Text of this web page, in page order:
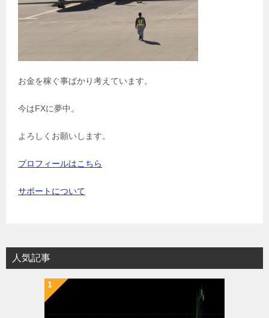
お金を稼ぐ事ばかり考えています。
今はFXに夢中。
よろしくお願いします。
プロフィールはこちら
サポートについて
人気記事